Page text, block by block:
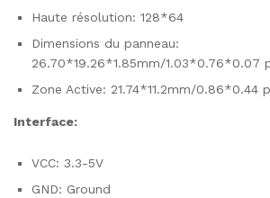
Haute résolution: 128*64
Dimensions du panneau:
26.70*19.26*1.85mm/1.03*0.76*0.07
Zone Active: 21.74*11.2mm/0.86*0.44
Interface:
VCC: 3.3-5V
GND: Ground